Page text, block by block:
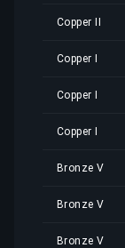
Copper II
Copper I
Copper I
Copper I
Bronze V
Bronze V
Bronze V